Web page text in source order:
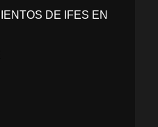
DE IFES EN